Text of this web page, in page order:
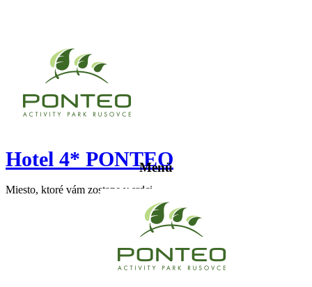
Hotel 4* PONTEO
Miesto, ktoré vám zostane v srdci
Menü